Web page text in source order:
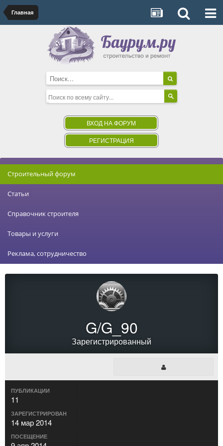
Главная
ВХОД НА ФОРУМ
РЕГИСТРАЦИЯ
Строительный форум
Статьи
Справочник строителя
Товары и услуги
Реклама, сотрудничество
G/G_90
Зарегистрированный
ПУБЛИКАЦИИ
11
ЗАРЕГИСТРИРОВАН
14 мар 2014
ПОСЕЩЕНИЕ